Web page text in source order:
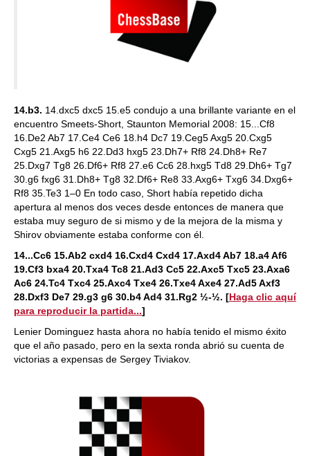
14.b3. 14.dxc5 dxc5 15.e5 condujo a una brillante variante en el
encuentro Smeets-Short, Staunton Memorial 2008: 15...Cf8
16.De2 Ab7 17.Ce4 Ce6 18.h4 Dc7 19.Ceg5 Axg5 20.Cxg5
Cxg5 21.Axg5 h6 22.Dd3 hxg5 23.Dh7+ Rf8 24.Dh8+ Re7
25.Dxg7 Tg8 26.Df6+ Rf8 27.e6 Cc6 28.hxg5 Td8 29.Dh6+ Tg7
30.g6 fxg6 31.Dh8+ Tg8 32.Df6+ Re8 33.Axg6+ Txg6 34.Dxg6+
Rf8 35.Te3 1–0 En todo caso, Short había repetido dicha
apertura al menos dos veces desde entonces de manera que
estaba muy seguro de si mismo y de la mejora de la misma y
Shirov obviamente estaba conforme con él.
14...Cc6 15.Ab2 cxd4 16.Cxd4 Cxd4 17.Axd4 Ab7 18.a4 Af6
19.Cf3 bxa4 20.Txa4 Tc8 21.Ad3 Cc5 22.Axc5 Txc5 23.Axa6
Ac6 24.Tc4 Txc4 25.Axc4 Txe4 26.Txe4 Axe4 27.Ad5 Axf3
28.Dxf3 De7 29.g3 g6 30.b4 Ad4 31.Rg2 ½-½. [Haga clic aquí
para reproducir la partida...]
Lenier Dominguez hasta ahora no había tenido el mismo éxito
que el año pasado, pero en la sexta ronda abrió su cuenta de
victorias a expensas de Sergey Tiviakov.